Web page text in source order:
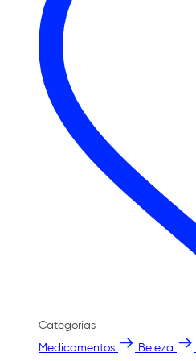
Categorias
Medicamentos
Beleza